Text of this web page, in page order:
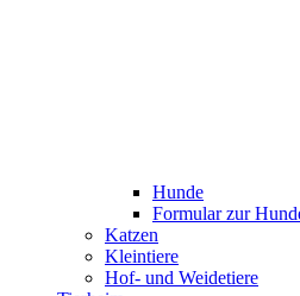
Hunde
Formular zur
Katzen
Kleintiere
Hof- und Weidetiere